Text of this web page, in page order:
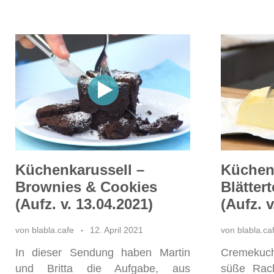
Küchenkarussell –
Brownies & Cookies
(Aufz. v. 13.04.2021)
von blabla.cafe 12. April 2021
In dieser Sendung haben Martin
und Britta die Aufgabe, aus
(Aufz.
von
süße